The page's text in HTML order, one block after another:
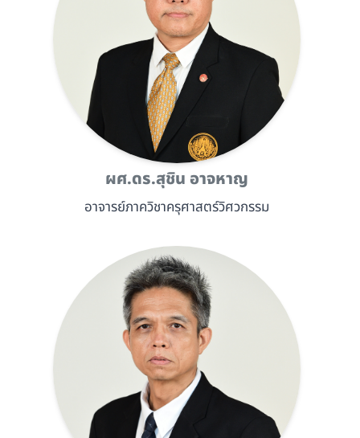
ผศ.ดร.สุชิน อาจหาญ
อาจารย์ภาควิชาครุศาสตร์วิศวกรรม